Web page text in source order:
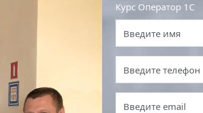
Курс Оператор 1С